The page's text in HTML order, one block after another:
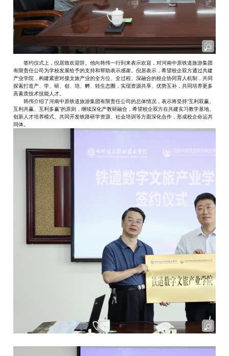
签约仪式上，倪居致欢迎辞。他向韩伟一行到来表示欢迎，对河南中原铁道旅游集团
有限责任公司为学校发展给予的支持和帮助表示感谢。倪居表示，希望校企双方通过共建
产业学院，构建紧密对接文旅产业的全方位、全过程、深融合的校企协同育人机制，共同
探索打造产、学、研、创、培、孵、转生态圈，实现资源共享、优势互补，共同培养更多
高素质技术技能人才。
韩伟介绍了河南中原铁道旅游集团有限责任公司的总体情况，表示将坚持“互利双赢、
互利共赢、互利多赢”的原则，继续深化产教研融合，希望校企双方在共建实习教学基地、
创新人才培养模式、共同开发铁路研学资源、社会培训等方面深化合作，形成校企命运共
同体。